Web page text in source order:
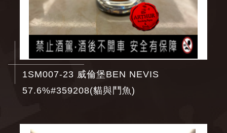
1SM007-23 威倫堡BEN NEVIS
57.6%#359208(貓與鬥魚)